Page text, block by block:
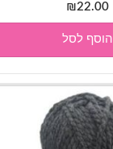
₪22.00
הוסף לסל